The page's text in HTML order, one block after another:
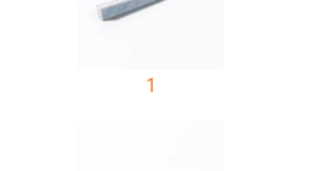
1